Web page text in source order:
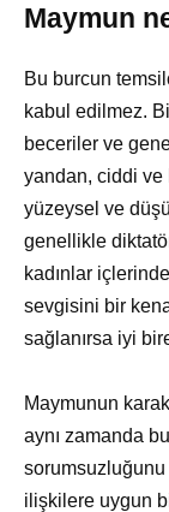
Maymun
Bu burcun
kabul edilmez.
beceriler ve
yandan, ciddi ve
yüzeysel ve
genellikle
kadınlar
sevgisini bir
sağlanırsa iyi
Maymunun
aynı zamanda
sorumsuzluğunu
ilişkilere uygun